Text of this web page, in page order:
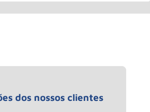
dos nossos clientes